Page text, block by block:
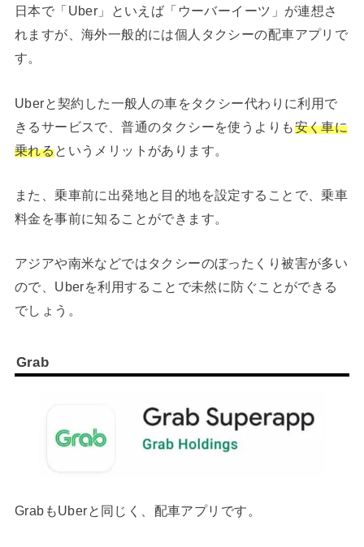
日本で「Uber」といえば「ウーバーイーツ」が連想さ
れますが、海外一般的には個人タクシーの配車アプリで
す。
Uberと契約した一般人の車をタクシー代わりに利用で
きるサービスで、普通のタクシーを使うよりも安く車に
乗れるというメリットがあります。
また、乗車前に出発地と目的地を設定することで、乗車
料金を事前に知ることができます。
アジアや南米などではタクシーのぼったくり被害が多い
ので、Uberを利用することで未然に防ぐことができる
でしょう。
Grab
GrabもUberと同じく、配車アプリです。